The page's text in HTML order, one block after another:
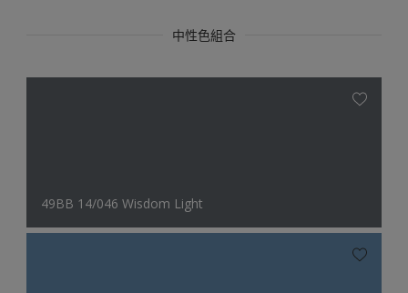
中性色組合
49BB 14/046 Wisdom Light